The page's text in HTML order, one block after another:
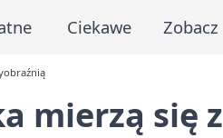
Ciekawe Zobacz
mierzą się z